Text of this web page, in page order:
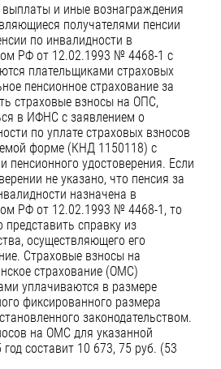
и иные вознаграждения
получателями пенсии
по инвалидности в
РФ от 12.02.1993 № 4468-1 с
плательщиками страховых
пенсионное страхование за
страховые взносы на ОПС,
в ИФНС с заявлением о
по уплате страховых взносов
форме (КНД 1150118) с
пенсионного удостоверения. Если
не указано, что пенсия за
назначена в
РФ от 12.02.1993 № 4468-1, то
справку из
осуществляющего его
Страховые взносы на
страхование (ОМС)
уплачиваются в размере
фиксированного размера
законодательством.
на ОМС для указанной
составит 10 673, 75 руб. (53